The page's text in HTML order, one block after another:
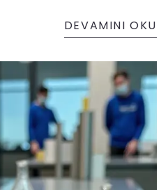
sağlıklı adapte olur
DEVAMINI OKU